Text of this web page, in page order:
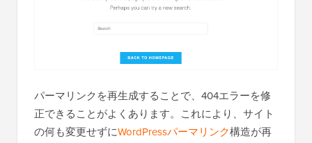
パーマリンクを再生成することで、404エラーを修
正できることがよくあります。これにより、サイト
の何も変更せずにWordPressパーマリンク構造が再